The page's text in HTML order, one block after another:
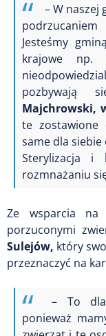
– W naszej
Jesteśmy
krajowe np.
pozbywają
Majchrowski,
te zostawione
same dla
Sterylizacja i
rozmnażaniu
Ze wsparcia na
porzuconymi
Sulejów, który
przeznaczyć na
– To
ponieważ